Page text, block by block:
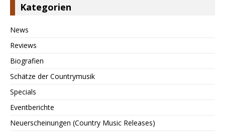
Kategorien
News
Reviews
Biografien
Schätze der Countrymusik
Specials
Eventberichte
Neuerscheinungen (Country Music Releases)